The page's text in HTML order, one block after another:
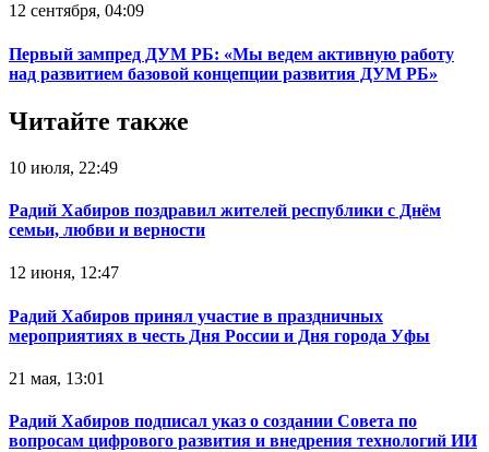
12 сентября, 04:09
Первый зампред ДУМ РБ: «Мы ведем активную работу
над развитием базовой концепции развития ДУМ РБ»
Читайте также
10 июля, 22:49
Радий Хабиров поздравил жителей республики с Днём
семьи, любви и верности
12 июня, 12:47
Радий Хабиров принял участие в праздничных
мероприятиях в честь Дня России и Дня города Уфы
21 мая, 13:01
Радий Хабиров подписал указ о создании Совета по
вопросам цифрового развития и внедрения технологий ИИ